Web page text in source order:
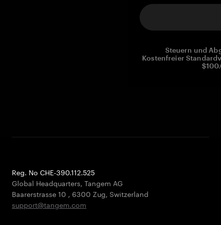
Steuern und
Kostenfreier
Reg. No CHE-390.112.525
Global Headquarters, Tangem AG
Baarerstrasse 10 , 6300 Zug, Switzerland
support@tangem.com